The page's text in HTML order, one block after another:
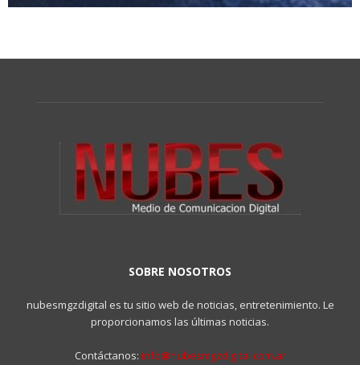
SOBRE NOSOTROS
nubesmgzdigital es tu sitio web de noticias, entretenimiento. Le
proporcionamos las últimas noticias.
Contáctanos: info@nubesmgzdigital.com.ar